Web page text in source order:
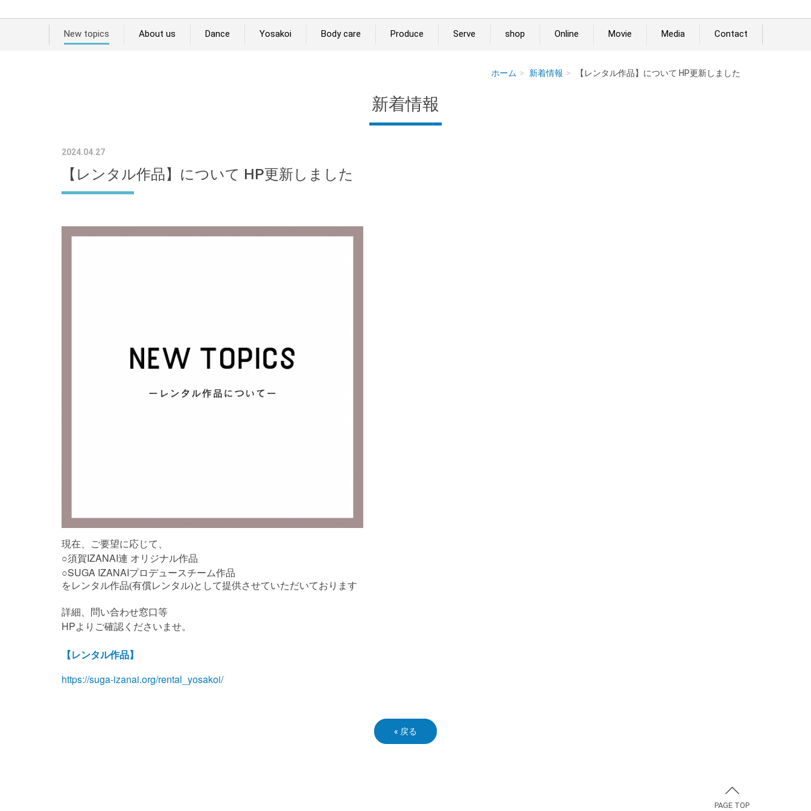
New topics About us Dance Yosakoi Body care Produce Serve shop Online Movie Media Contact
ホーム 新着情報 【レンタル作品】について HP更新しました
新着情報
2024.04.27
【レンタル作品】について HP更新しました
現在、ご要望に応じて、
○須賀IZANAI連 オリジナル作品
○SUGA IZANAIプロデュースチーム作品
をレンタル作品(有償レンタル)として提供させていただいております
詳細、問い合わせ窓口等
HPよりご確認くださいませ。
【レンタル作品】
https://suga-izanai.org/rental_yosakoi/
« 戻る
PAGE TOP